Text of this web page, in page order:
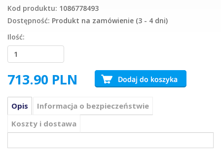
Kod produktu: 1086778493
Dostępność: Produkt na zamówienie (3 - 4 dni)
Ilość:
713.90 PLN
Opis
Informacja o bezpieczeństwie
Koszty i dostawa